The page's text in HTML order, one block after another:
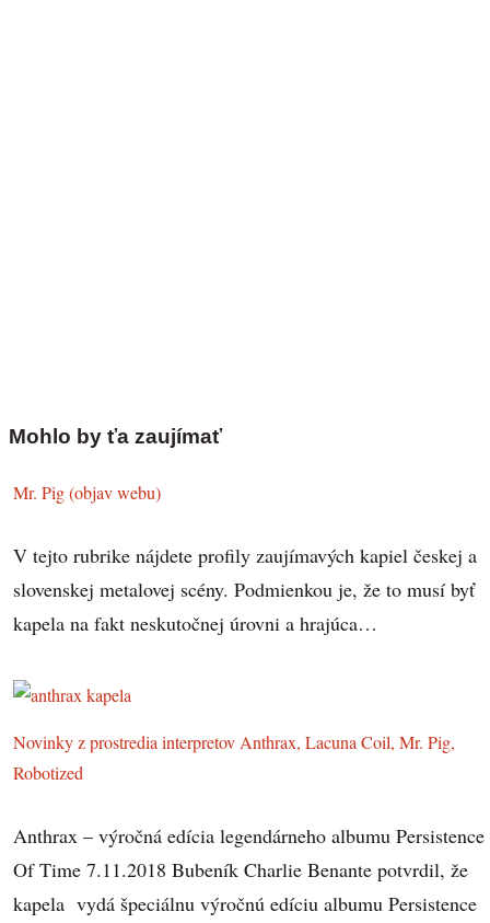
Mohlo by ťa zaujímať
Mr. Pig (objav webu)
V tejto rubrike nájdete profily zaujímavých kapiel českej a
slovenskej metalovej scény. Podmienkou je, že to musí byť
kapela na fakt neskutočnej úrovni a hrajúca…
Novinky z prostredia interpretov Anthrax, Lacuna Coil, Mr. Pig,
Robotized
Anthrax – výročná edícia legendárneho albumu Persistence
Of Time 7.11.2018 Bubeník Charlie Benante potvrdil, že
kapela vydá špeciálnu výročnú edíciu albumu Persistence